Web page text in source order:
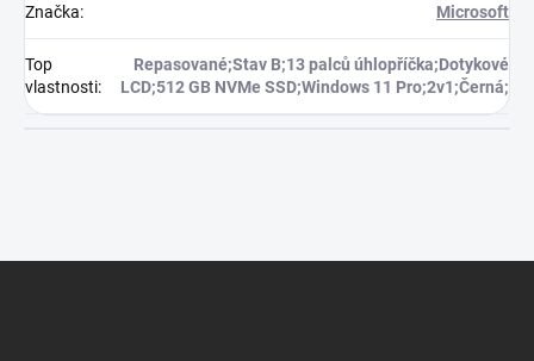
Značka: Microsoft
Top
vlastnosti:
Repasované;Stav B;13 palců úhlopříčka;Dotykové
LCD;512 GB NVMe SSD;Windows 11 Pro;2v1;Černá;